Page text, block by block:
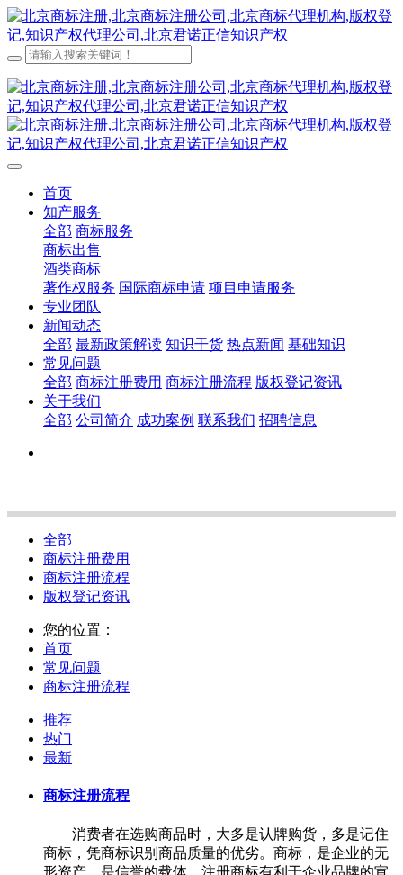
首页
知产服务
全部 商标服务
商标出售
酒类商标
著作权服务 国际商标申请 项目申请服务
专业团队
新闻动态
全部 最新政策解读 知识干货 热点新闻 基础知识
常见问题
全部 商标注册费用 商标注册流程 版权登记资讯
关于我们
全部 公司简介 成功案例 联系我们 招聘信息
全部
商标注册费用
商标注册流程
版权登记资讯
您的位置：
首页
常见问题
商标注册流程
推荐
热门
最新
商标注册流程
消费者在选购商品时，大多是认牌购货，多是记住
商标，凭商标识别商品质量的优劣。商标，是企业的无
形资产，是信誉的载体。注册商标有利于企业品牌的宣